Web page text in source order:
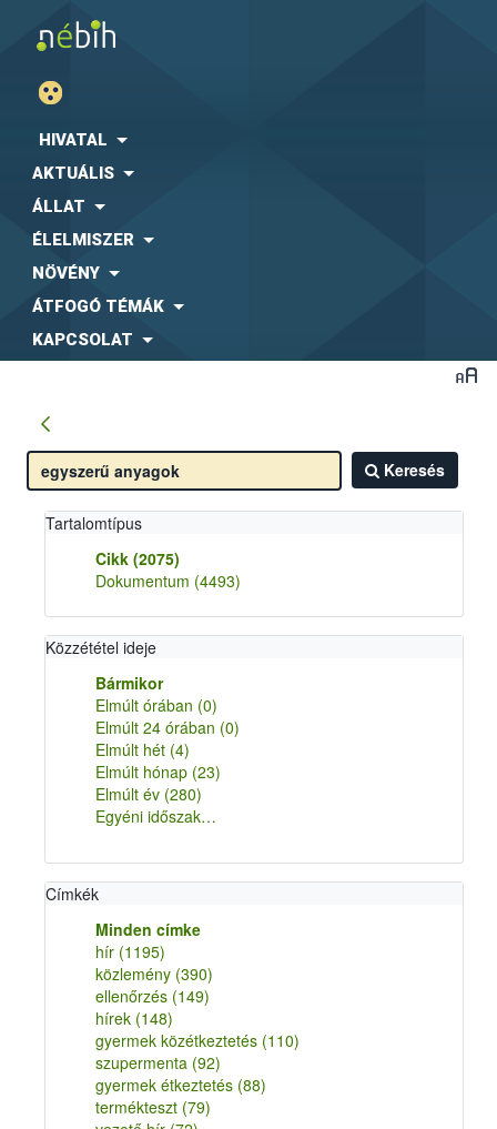
HIVATAL
AKTUÁLIS
ÁLLAT
ÉLELMISZER
NÖVÉNY
ÁTFOGÓ TÉMÁK
KAPCSOLAT
Keresés
Tartalomtípus
Cikk (2075)
Dokumentum (4493)
Közzététel ideje
Bármikor
Elmúlt órában (0)
Elmúlt 24 órában (0)
Elmúlt hét (4)
Elmúlt hónap (23)
Elmúlt év (280)
Egyéni időszak…
Címkék
Minden címke
hír (1195)
közlemény (390)
ellenőrzés (149)
hírek (148)
gyermek közétkeztetés (110)
szupermenta (92)
gyermek étkeztetés (88)
termékteszt (79)